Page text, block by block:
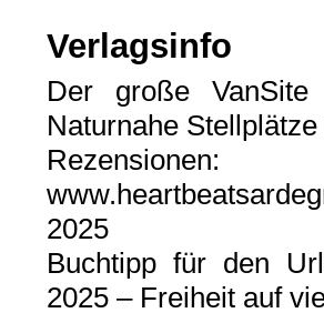
Verlagsinfo
Der große VanSite
Naturnahe
Rezensionen:
2025
Buchtipp für den
2025 – Freiheit auf